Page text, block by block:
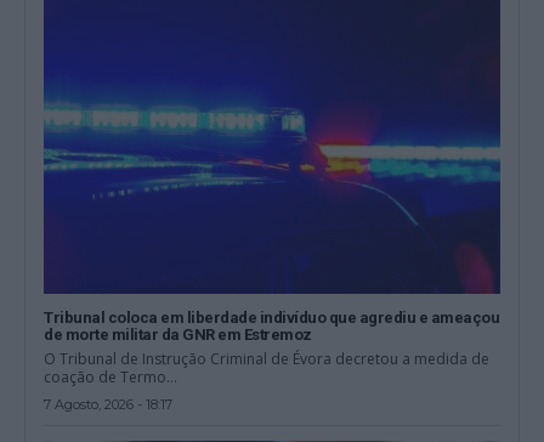
Tribunal coloca em liberdade indivíduo que agrediu e ameaçou
de morte militar da GNR em Estremoz
O Tribunal de Instrução Criminal de Évora decretou a medida de
coação de Termo...
7 Agosto, 2026 - 18:17